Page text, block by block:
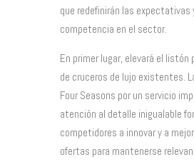
que redefinirán las expectativas
competencia en el sector.
En primer lugar, elevará el listón
de cruceros de lujo existentes.
Four Seasons por un servicio
atención al detalle inigualable
competidores a innovar y a
ofertas para mantenerse